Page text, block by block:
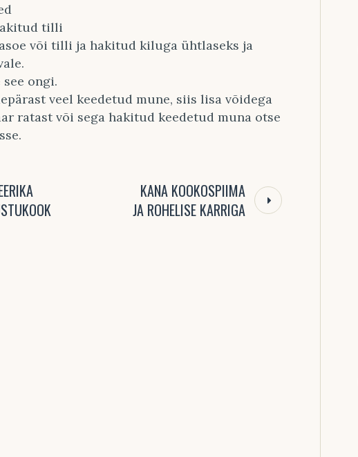
tilli
või tilli ja hakitud kiluga ühtlaseks ja
ongi.
veel keedetud mune, siis lisa võidega
ratast või sega hakitud keedetud muna otse
KANA KOOKOSPIIMA
JA ROHELISE KARRIGA